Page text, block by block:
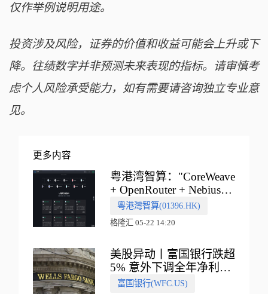
仅作举例说明用途。
投资涉及风险，证券的价值和收益可能会上升或下
降。往绩数字并非预测未来表现的指标。请审慎考
虑个人风险承受能力，如有需要请咨询独立专业意
见。
更多内容
粤港湾智算："CoreWeave
+ OpenRouter + Nebius"
多向融合的中国智算新范
式
粵港灣智算(01396.HK)
格隆汇 05-22 14:20
美股异动丨富国银行跌超
5% 意外下调全年净利息
收入指引
富国银行(WFC.US)